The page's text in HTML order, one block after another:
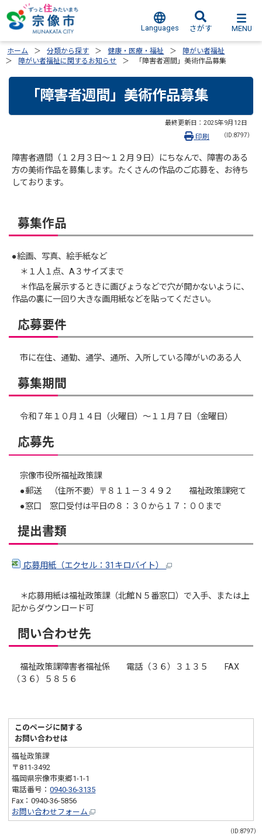
Languages さがす MENU
ホーム 分類から探す 健康・医療・福祉
障がい者福祉
障がい者福祉に関するお知らせ
「障害者週間」美術作品募集
「障害者週間」美術作品募集
最終更新日： 2025年9月12日
（ID:8797）
印刷
障害者週間（１２月３日～１２月９日）にちなんで、障害のある
方の美術作品を募集します。たくさんの作品のご応募を、お待ち
しております。
募集作品
●絵画、写真、絵手紙など
＊１人１点、A３サイズまで
＊作品を展示するときに画びょうなどで穴が開かないように、
作品の裏に一回り大きな画用紙などを貼ってください。
応募要件
市に在住、通勤、通学、通所、入所している障がいのある人
募集期間
令和７年１０月１４日（火曜日）～１１月７日（金曜日）
応募先
宗像市役所福祉政策課
●郵送 （住所不要）〒８１１－３４９２ 福祉政策課宛て
●窓口 窓口受付は平日の８：３０から１７：００まで
提出書類
応募用紙（エクセル：31キロバイト）
＊応募用紙は福祉政策課（北館Ｎ５番窓口）で入手、または上
記からダウンロード可
問い合わせ先
福祉政策課障害者福祉係 電話（３６）３１３５ FAX
（３６）５８５６
このページに関する
お問い合わせは
福祉政策課
〒811-3492
福岡県宗像市東郷1-1-1
電話番号：0940-36-3135
Fax：0940-36-5856
お問い合わせフォーム
（ID:8797）